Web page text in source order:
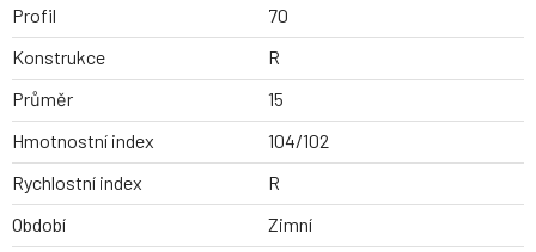
Profil
70
Konstrukce
R
Průměr
15
Hmotnostní index
104/102
Rychlostní index
R
Období
Zimní